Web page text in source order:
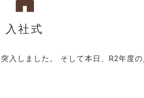
入社式
入しました。 そして本日、R2年度